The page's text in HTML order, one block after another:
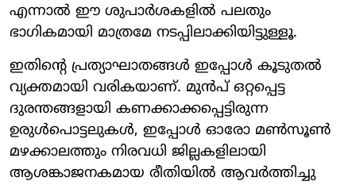
എന്നാൽ ഈ ശുപാർശകളിൽ പലതും
ഭാഗികമായി മാത്രമേ നടപ്പിലാക്കിയിട്ടുള്ളൂ.
ഇതിന്റെ പ്രത്യാഘാതങ്ങൾ ഇപ്പോൾ കൂടുതൽ
വ്യക്തമായി വരികയാണ്. മുൻപ് ഒറ്റപ്പെട്ട
ദുരന്തങ്ങളായി കണക്കാക്കപ്പെട്ടിരുന്ന
ഉരുൾപൊട്ടലുകൾ, ഇപ്പോൾ ഓരോ മൺസൂൺ
മഴക്കാലത്തും നിരവധി ജില്ലകളിലായി
ആശങ്കാജനകമായ രീതിയിൽ ആവർത്തിച്ചു